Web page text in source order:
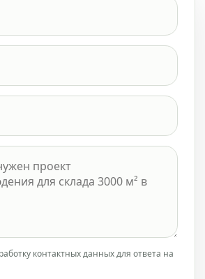
контактных данных для ответа на